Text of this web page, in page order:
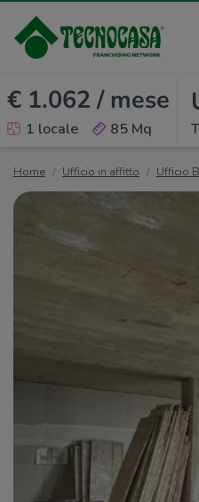
€ 1.062 / mese
1 locale 85 Mq
Home Ufficio in affitto Ufficio